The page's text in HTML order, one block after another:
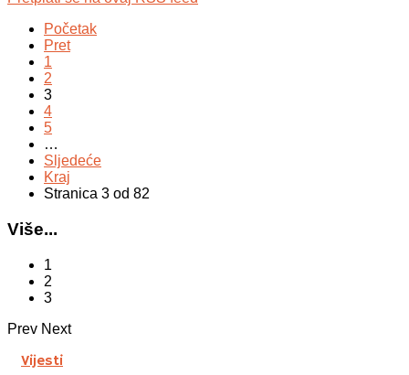
Početak
Pret
1
2
3
4
5
…
Sljedeće
Kraj
Stranica 3 od 82
Više...
1
2
3
Prev Next
Vijesti